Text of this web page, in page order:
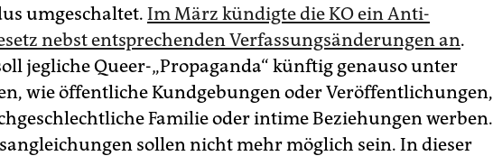
umgeschaltet. Im März kündigte die KO ein Anti-
nebst entsprechenden Verfassungsänderungen an.
jegliche Queer-„Propaganda“ künftig genauso unter
wie öffentliche Kundgebungen oder Veröffentlichungen,
Familie oder intime Beziehungen werben.
sollen nicht mehr möglich sein. In dieser